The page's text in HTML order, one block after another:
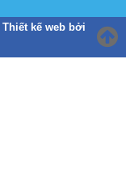
Thiết kế web bởi